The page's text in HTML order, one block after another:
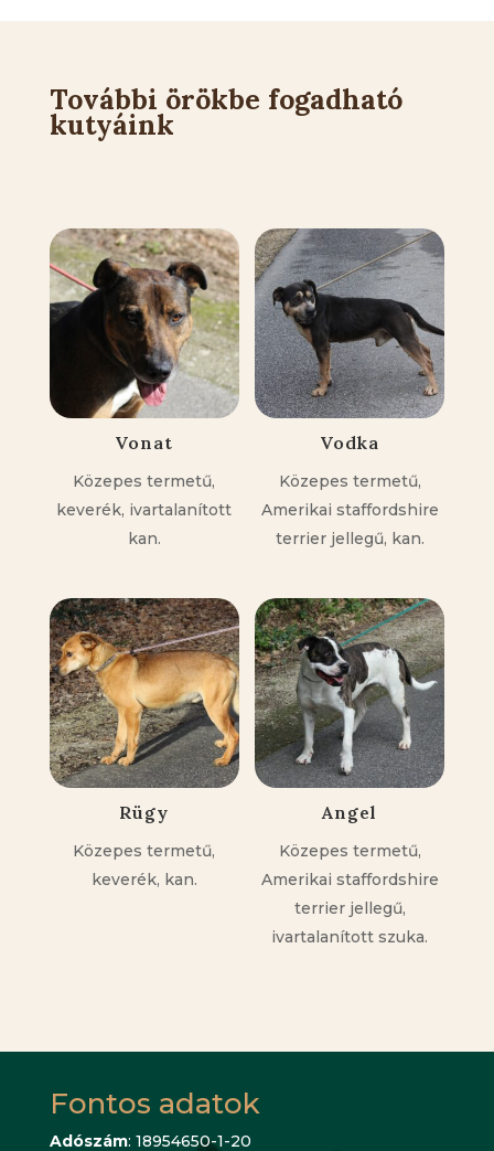
További örökbe fogadható
kutyáink
Vonat
Közepes termetű,
keverék, ivartalanított
kan.
Vodka
Közepes termetű,
Amerikai staffordshire
terrier jellegű, kan.
Rügy
Közepes termetű,
keverék, kan.
Angel
Közepes termetű,
Amerikai staffordshire
terrier jellegű,
ivartalanított szuka.
Fontos adatok
Adószám: 18954650-1-20